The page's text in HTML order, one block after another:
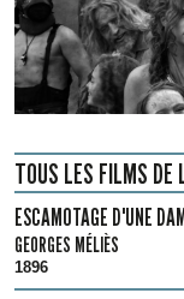
TOUS LES FILMS DE
ESCAMOTAGE D'UNE
GEORGES MÉLIÈS
1896